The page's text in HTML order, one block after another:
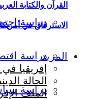
دراسة
دراسة
دراسة
القرآن والكتابة
الاسترقاق في
المزيد
إفريقيا
الحالة
الملف